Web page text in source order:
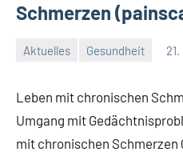
Schmerzen
Aktuelles Gesundheit
Leben mit chronischen
Umgang mit
mit chronischen Schmerzen